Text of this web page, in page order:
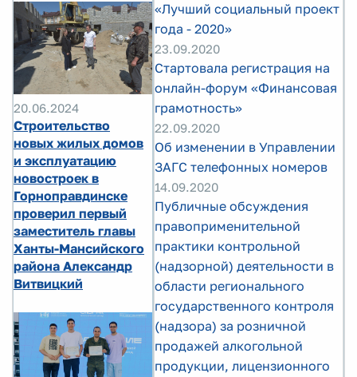
20.06.2024
Строительство
новых жилых домов
и эксплуатацию
новостроек в
Горноправдинске
проверил первый
заместитель главы
Ханты-Мансийского
района Александр
Витвицкий
«Лучший социальный проект
года - 2020»
23.09.2020
Стартовала регистрация на
онлайн-форум «Финансовая
грамотность»
22.09.2020
Об изменении в Управлении
ЗАГС телефонных номеров
14.09.2020
Публичные обсуждения
правоприменительной
практики контрольной
(надзорной) деятельности в
области регионального
государственного контроля
(надзора) за розничной
продажей алкогольной
продукции, лицензионного